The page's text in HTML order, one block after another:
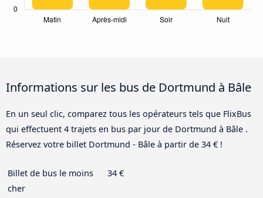
Informations sur les bus de Dortmund à Bâle
En un seul clic, comparez tous les opérateurs tels que FlixBus
qui effectuent 4 trajets en bus par jour de Dortmund à Bâle .
Réservez votre billet Dortmund - Bâle à partir de 34 € !
Billet de bus le moins
cher
34 €